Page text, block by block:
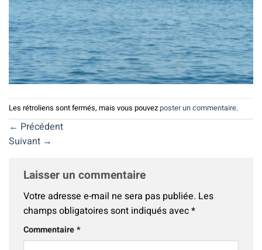
Les rétroliens sont fermés, mais vous pouvezposter un commentaire.
← Précédent
Suivant →
Laisser un commentaire
Votre adresse e-mail ne sera pas publiée. Les
champs obligatoires sont indiqués avec*
Commentaire*